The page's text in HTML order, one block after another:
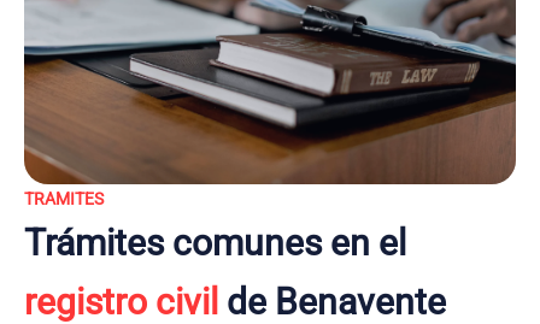
TRAMITES
Trámites comunes en el
registro civil de Benavente